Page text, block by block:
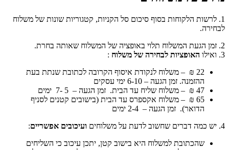
1. לרשות הלקוחות בסוף סיכום סל הקניות, קטגוריות שונות של משלוח
לבחירה.
2. זמן הגעת המשלוח תלוי באופציה של המשלוח שאותה בחרת.
3. ואילו
האופציות לבחירה של משלוח :
22 ₪ –
משלוח לנקודת איסוף הקרובה לכתובת שנתת בעת
ההזמנה. זמן הגעה – 6-10 ימי עסקים
47 ₪ –
משלוח שליח עד הבית. זמן הגעה – 5 -7 ימים
65 ₪ –
משלוח אקספרס עד הבית (בישובים קטנים לסניף
הדואר). זמן הגעה – 2-4 ימים
4. יש כמה דברים שחשוב לדעת על משלוחים
ועיכובים אפשריים:
שהכתובת למשלוח היא בישוב קטן, יתכן עיכוב כי השליחים